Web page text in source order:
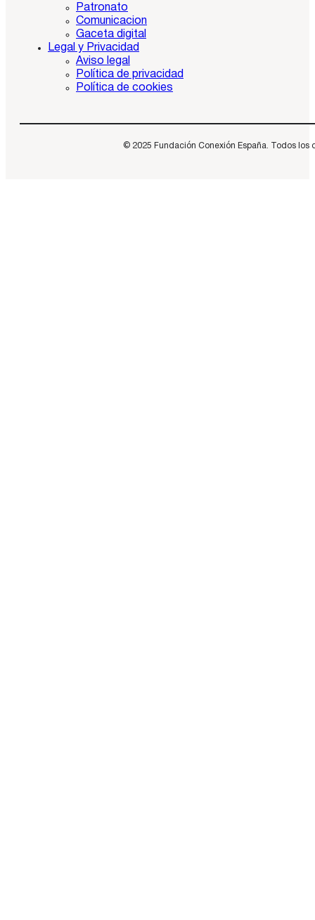
Patronato
Comunicacion
Gaceta digital
Legal y Privacidad
Aviso legal
Política de privacidad
Política de cookies
© 2025 Fundación Conexión España. Todos los